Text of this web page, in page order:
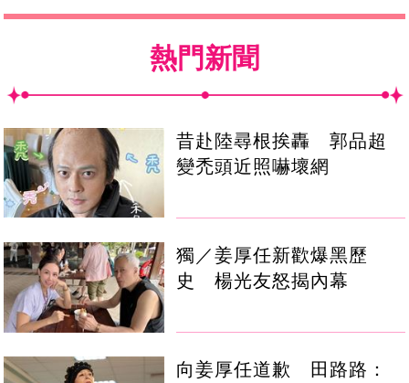
熱門新聞
昔赴陸尋根挨轟 郭品超
變禿頭近照嚇壞網
獨／姜厚任新歡爆黑歷
史 楊光友怒揭內幕
向姜厚任道歉 田路路：